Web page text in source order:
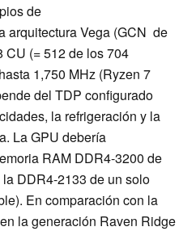
de
arquitectura Vega (GCN de
CU (= 512 de los 704
1,750 MHz (Ryzen 7
del TDP configurado
la refrigeración y la
La GPU debería
RAM DDR4-3200 de
DDR4-2133 de un solo
En comparación con la
la generación Raven Ridge